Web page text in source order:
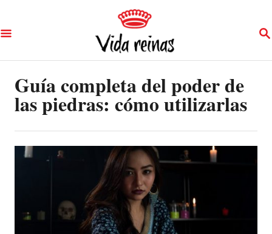
k
i
S
Guía completa del poder de
las piedras: cómo utilizarlas